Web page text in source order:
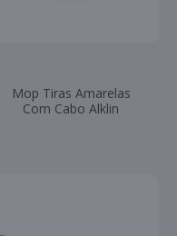
Mop Tiras Amarelas
Com Cabo Alklin